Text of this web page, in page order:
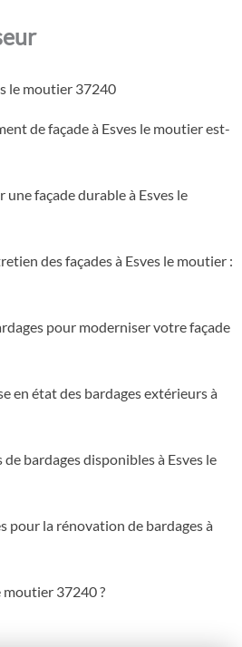
le moutier 37240
de façade à Esves le moutier est-
façade durable à Esves le
des façades à Esves le moutier :
pour moderniser votre façade
en état des bardages extérieurs à
bardages disponibles à Esves le
pour la rénovation de bardages à
moutier 37240 ?